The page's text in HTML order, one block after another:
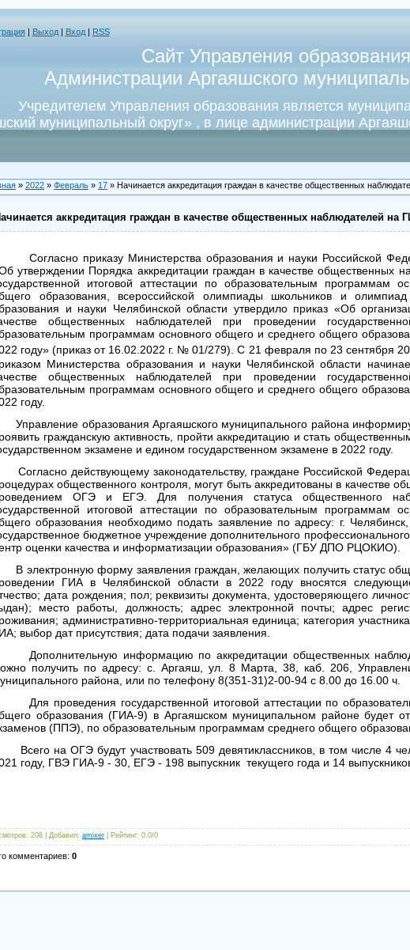
Выход| Вход RSS
Сайт Управления образования
Администрации Аргаяшского
Учредителем Управления образования является
муниципальный округ» , в лице администрации
» 2022 » Февраль » 17 » Начинается аккредитация граждан в качестве общественных
аккредитация граждан в качестве общественных наблюдателей на
Согласно приказу Министерства образования и науки Российской
утверждении Порядка аккредитации граждан в качестве общественных
итоговой аттестации по образовательным программам
образования, всероссийской олимпиады школьников и олимпиад
и науки Челябинской области утвердило приказ «Об
общественных наблюдателей при проведении
программам основного общего и среднего общего
году» (приказ от 16.02.2022 г. № 01/279). С 21 февраля по 23 сентября
Министерства образования и науки Челябинской области
общественных наблюдателей при проведении
программам основного общего и среднего общего
году.
образования Аргаяшского муниципального района
гражданскую активность, пройти аккредитацию и стать
экзамене и едином государственном экзамене в 2022 году.
действующему законодательству, граждане Российской
общественного контроля, могут быть аккредитованы в качестве
ОГЭ и ЕГЭ. Для получения статуса общественного
итоговой аттестации по образовательным программам
образования необходимо подать заявление по адресу: г.
бюджетное учреждение дополнительного
оценки качества и информатизации образования» (ГБУ ДПО РЦОКИО).
электронную форму заявления граждан, желающих получить статус
ГИА в Челябинской области в 2022 году вносятся
дата рождения; пол; реквизиты документа, удостоверяющего
место работы, должность; адрес электронной почты; адрес
административно-территориальная единица; категория
выбор дат присутствия; дата подачи заявления.
информацию по аккредитации общественных
получить по адресу: с. Аргаяш, ул. 8 Марта, 38, каб. 206,
района, или по телефону 8(351-31)2-00-94 с 8.00 до 16.00 ч.
проведения государственной итоговой аттестации по
образования (ГИА-9) в Аргаяшском муниципальном районе будет
(ППЭ), по образовательным программам среднего общего
на ОГЭ будут участвовать 509 девятиклассников, в том числе 4
году, ГВЭ ГИА-9 - 30, ЕГЭ - 198 выпускник текущего года и 14
: 208 | Добавил: amixer Рейтинг: 0.0/0
комментариев: 0